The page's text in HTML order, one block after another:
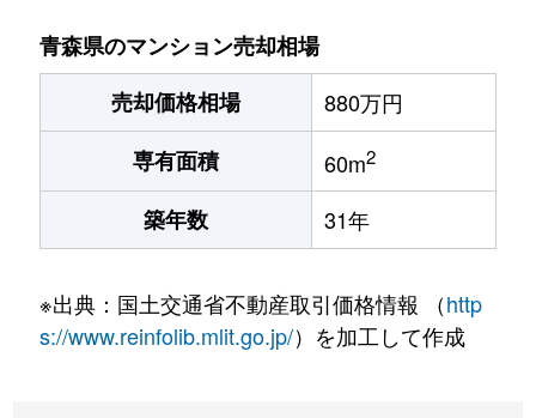
青森県のマンション売却相場
売却価格相場
880万円
専有面積
60m2
築年数 31年
※出典：国土交通省不動産取引価格情報 （http
s://www.reinfolib.mlit.go.jp/）を加工して作成